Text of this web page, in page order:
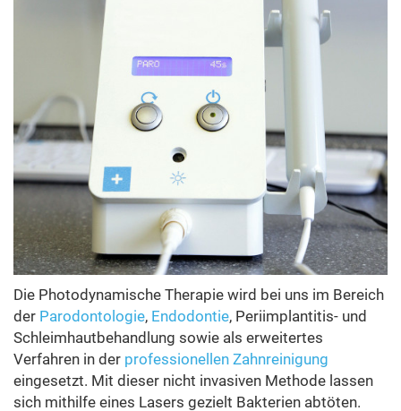
Die Photodynamische Therapie wird bei uns im Bereich
der Parodontologie, Endodontie, Periimplantitis- und
Schleimhautbehandlung sowie als erweitertes
Verfahren in der professionellen Zahnreinigung
eingesetzt. Mit dieser nicht invasiven Methode lassen
sich mithilfe eines Lasers gezielt Bakterien abtöten.